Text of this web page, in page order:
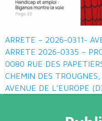
Navigation
de
l’article
ARRETE – 2026-0311-
ARRETE 2026-0335 –
0080 RUE DES
CHEMIN DES
AVENUE DE L’EUROPE